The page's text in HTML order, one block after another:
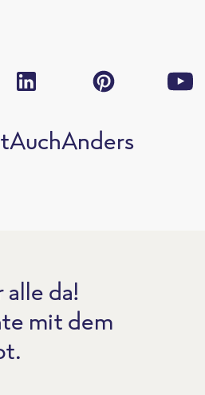
alle da!
mit dem